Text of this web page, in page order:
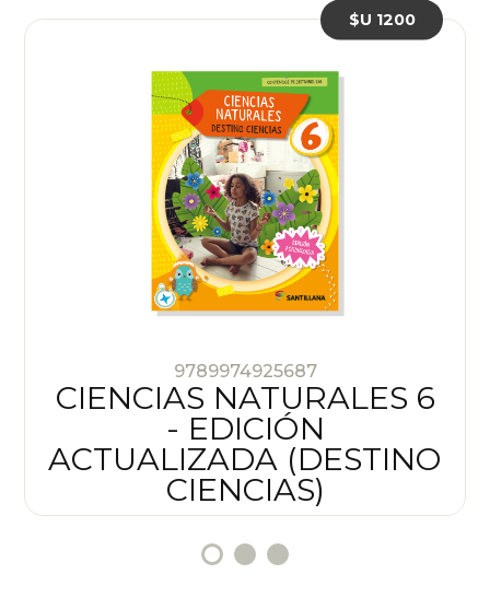
9789974925687
CIENCIAS NATURALES 6
- EDICIÓN
ACTUALIZADA (DESTINO
CIENCIAS)
$U 1200